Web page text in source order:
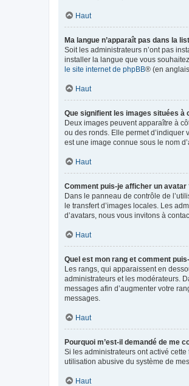
Haut
Ma langue n’apparaît pas dans la
Soit les administrateurs n’ont pas
installer la langue que vous
le site internet de phpBB® (en
Haut
Que signifient les images situées à
Deux images peuvent apparaître à
ou des ronds. Elle permet d’indiquer
est une image connue sous le nom
Haut
Comment puis-je afficher un avatar
Dans le panneau de contrôle de
le transfert d’images locales. Les
d’avatars, nous vous invitons à
Haut
Quel est mon rang et comment
Les rangs, qui apparaissent en
administrateurs et les modérateurs.
messages afin d’augmenter votre
messages.
Haut
Pourquoi m’est-il demandé de me
Si les administrateurs ont activé
utilisation abusive du système de
Haut